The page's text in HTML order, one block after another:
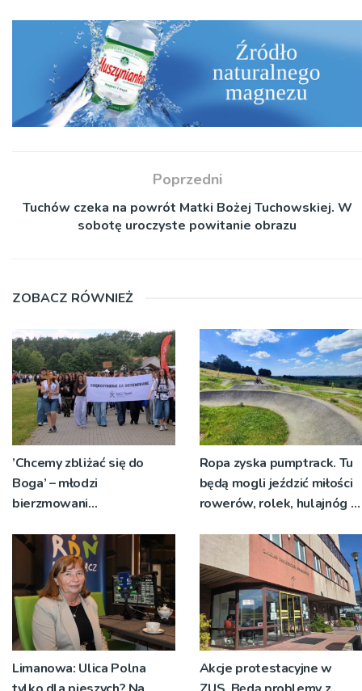
Poprzedni
Tuchów czeka na powrót Matki Bożej Tuchowskiej. W
sobotę uroczyste powitanie obrazu
ZOBACZ RÓWNIEŻ
’Chcemy zbliżać się do
Boga’ – młodzi
bierzmowani
Sanktuarium bł. Karoliny
Ropa zyska pumptrack. Tu
będą mogli jeździć miłości
rowerów, rolek, hulajnóg i
Limanowa: Ulica Polna
Akcje protestacyjne w